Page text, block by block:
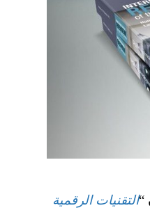
“التقنيات الرقمية